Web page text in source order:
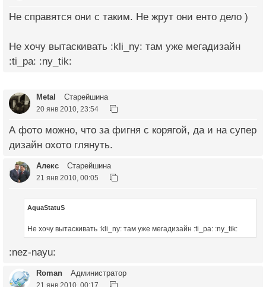
Не справятся они с таким. Не жрут они енто дело )
Не хочу вытаскивать :kli_ny: там уже мегадизайн
:ti_pa: :ny_tik:
Metal Старейшина
20 янв 2010, 23:54
А фото можно, что за фигня с корягой, да и на супер
дизайн охото глянуть.
Алекс Старейшина
21 янв 2010, 00:05
AquaStatuS
Не хочу вытаскивать :kli_ny: там уже мегадизайн :ti_pa: :ny_tik:
:nez-nayu:
Roman Администратор
21 янв 2010, 00:17